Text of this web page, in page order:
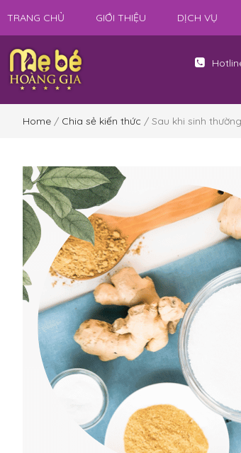
TRANG CHỦ GIỚI THIỆU DỊCH VỤ
Home / Chia sẻ kiến thức / Sau khi sinh